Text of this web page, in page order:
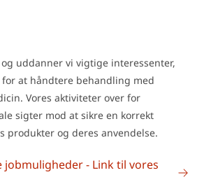
uddanner vi vigtige interessenter,
at håndtere behandling med
Vores aktiviteter over for
sigter mod at sikre en korrekt
produkter og deres anvendelse.
jobmuligheder - Link til vores